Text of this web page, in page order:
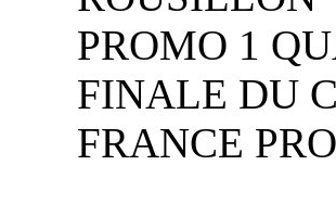
PROMO 1
FINALE DU
FRANCE